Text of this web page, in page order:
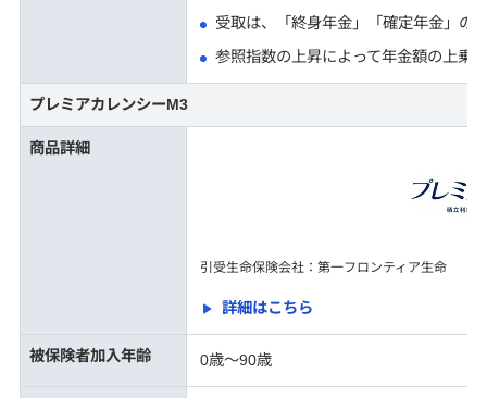
受取は、「終身年金」「確定年金」の
参照指数の上昇によって年金額の上乗
プレミアカレンシーM3
商品詳細
引受生命保険会社：第一フロンティア生命
詳細はこちら
被保険者加入年齢 0歳〜90歳